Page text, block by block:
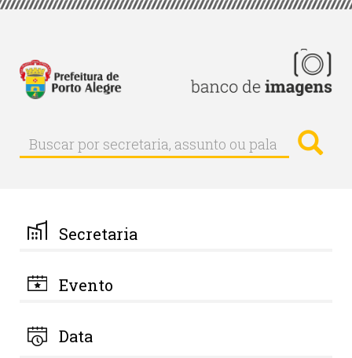
Pular
principal
Buscar
Buscar
por
palavra-
chave
Secretaria
Evento
Data